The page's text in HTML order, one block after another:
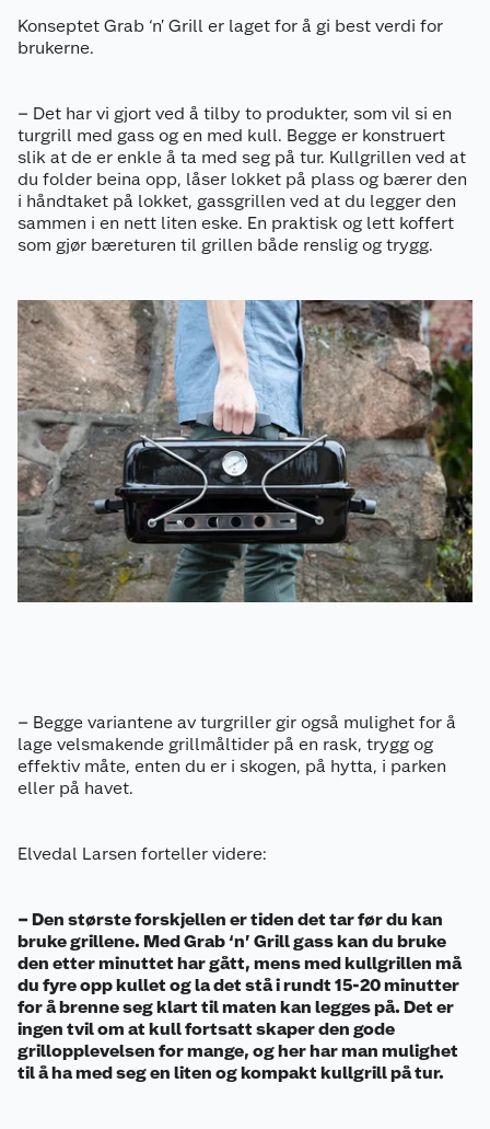
Konseptet Grab ‘n’ Grill er laget for å gi best verdi for
brukerne.
– Det har vi gjort ved å tilby to produkter, som vil si en
turgrill med gass og en med kull. Begge er konstruert
slik at de er enkle å ta med seg på tur. Kullgrillen ved at
du folder beina opp, låser lokket på plass og bærer den
i håndtaket på lokket, gassgrillen ved at du legger den
sammen i en nett liten eske. En praktisk og lett koffert
som gjør bæreturen til grillen både renslig og trygg.
– Begge variantene av turgriller gir også mulighet for å
lage velsmakende grillmåltider på en rask, trygg og
effektiv måte, enten du er i skogen, på hytta, i parken
eller på havet.
Elvedal Larsen forteller videre:
– Den største forskjellen er tiden det tar før du kan
bruke grillene. Med Grab ‘n’ Grill gass kan du bruke
den etter minuttet har gått, mens med kullgrillen må
du fyre opp kullet og la det stå i rundt 15-20 minutter
for å brenne seg klart til maten kan legges på. Det er
ingen tvil om at kull fortsatt skaper den gode
grillopplevelsen for mange, og her har man mulighet
til å ha med seg en liten og kompakt kullgrill på tur.